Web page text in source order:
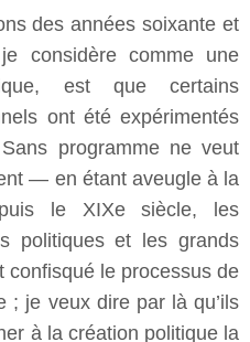
des années soixante et
considère comme une
est que certains
ont été expérimentés
programme ne veut
— en étant aveugle à la
le XIXe siècle, les
politiques et les grands
confisqué le processus de
; je veux dire par là qu’ils
à la création politique la